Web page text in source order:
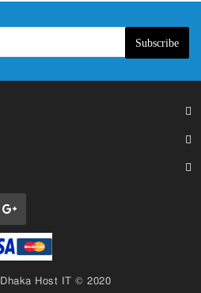
Subscribe
Dhaka Host IT © 2020